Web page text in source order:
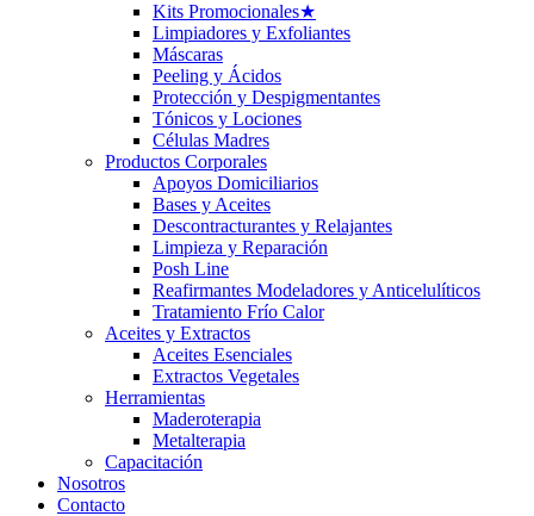
Kits Promocionales★
Limpiadores y Exfoliantes
Máscaras
Peeling y Ácidos
Protección y Despigmentantes
Tónicos y Lociones
Células Madres
Productos Corporales
Apoyos Domiciliarios
Bases y Aceites
Descontracturantes y Relajantes
Limpieza y Reparación
Posh Line
Reafirmantes Modeladores y Anticelulíticos
Tratamiento Frío Calor
Aceites y Extractos
Aceites Esenciales
Extractos Vegetales
Herramientas
Maderoterapia
Metalterapia
Capacitación
Nosotros
Contacto